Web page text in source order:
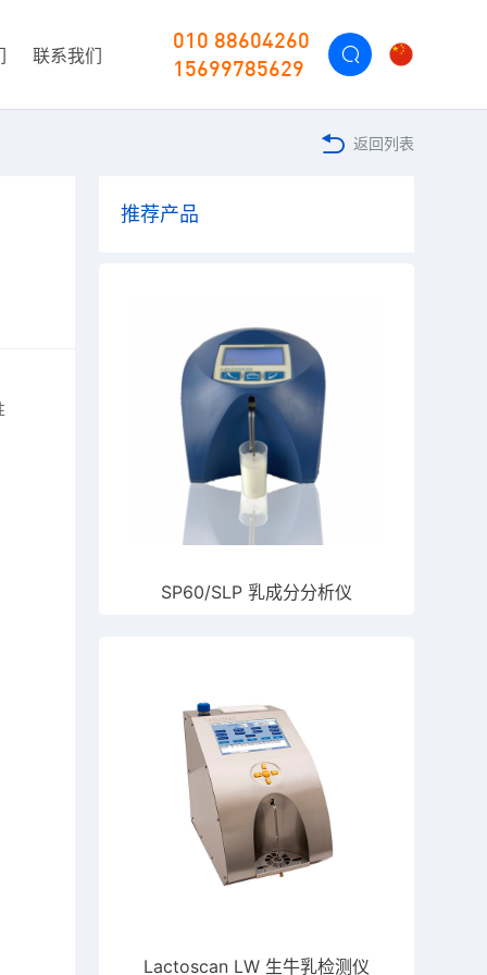
联系我们
010 88604260
15699785629
返回列表
推荐产品
SP60/SLP 乳成分分析仪
Lactoscan LW 生牛乳检测仪